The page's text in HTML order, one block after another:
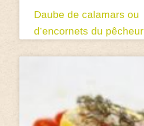
Daube de calamars ou
d’encornets du pêcheur